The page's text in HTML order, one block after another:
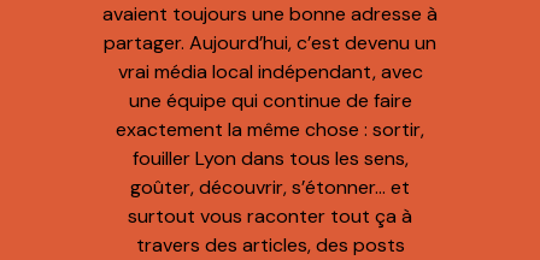
avaient toujours une bonne adresse à
partager. Aujourd’hui, c’est devenu un
vrai média local indépendant, avec
une équipe qui continue de faire
exactement la même chose : sortir,
fouiller Lyon dans tous les sens,
goûter, découvrir, s’étonner… et
surtout vous raconter tout ça à
travers des articles, des posts